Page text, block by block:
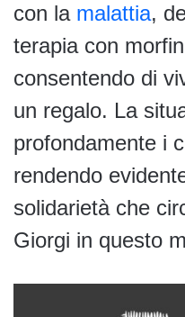
con la malattia,
terapia con
consentendo di
un regalo. La
profondamente i
rendendo
solidarietà che
Giorgi in questo